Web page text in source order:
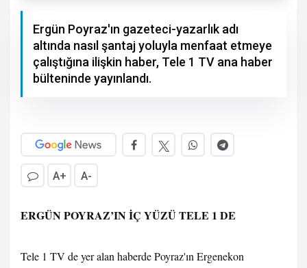
Ergün Poyraz'ın gazeteci-yazarlık adı
altında nasıl şantaj yoluyla menfaat etmeye
çalıştığına ilişkin haber, Tele 1 TV ana haber
bülteninde yayınlandı.
A+ A-
ERGÜN POYRAZ’IN İÇ YÜZÜ TELE 1 DE
Tele 1 TV de yer alan haberde Poyraz'ın Ergenekon